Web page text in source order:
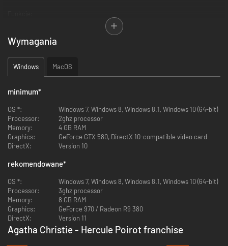
HERKULE POIROT JAK NIGDY WCZEŚNIEJ:
-Odkryj legendarnego detektywa w niesłychanej sprawie o morderstwo.
-Graj jako Herkules Poirot na początku swojej kariery detektywa, gdy
musiał się jeszcze wykazać.
ukrycia.
-Odkryj, co kryje rodzina Van des Bosch za zwodniczymi pozorami.
TWÓJ UMYSŁ, TO TWÓJ NAJLEPSZY ATUT:
-Wypytuj wszystkich podejrzanych i wyciągaj od nich podstawowe
informacje bez ich wiedzy.
-Odnotuj wszystkie podejrzane zachowania w miarę odkrywania
mrocznych sekretów i rywalizacji wśród osób należących do wyższej
klasy.
-Przeszukaj luksusowy dom pełen zakopanych tajemnic. Nie tylko
morderca jest do odkrycia…
-Użyj swojego talentu dedukcji, aby połączyć wskazówki na mapie myśli.
Wymagania
Windows MacOS
minimum*
OS *:
Windows 7, Windows 8, Windows 8.1, Windows 10 (64-bit)
Processor:
2ghz processor
Memory:
4 GB RAM
Graphics:
GeForce GTX 580, DirectX 10-compatible video card
DirectX:
Version 10
rekomendowane*
OS *:
Windows 7, Windows 8, Windows 8.1, Windows 10 (64-bit)
Processor:
3ghz processor
Memory:
8 GB RAM
Graphics:
GeForce 970 / Radeon R9 380
DirectX:
Version 11
Agatha Christie - Hercule Poirot franchise